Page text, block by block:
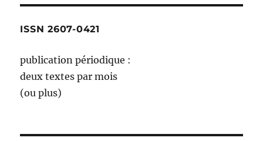
ISSN 2607-0421
publication périodique :
deux textes par mois
(ou plus)